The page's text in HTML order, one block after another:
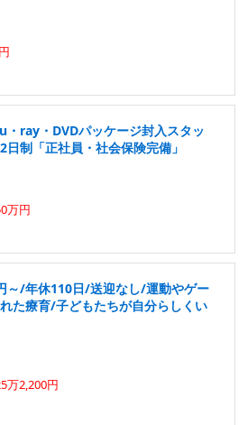
・ray・DVDパッケージ封入スタッ
制「正社員・社会保険完備」
万円
～/年休110日/送迎なし/運動やゲー
た療育/子どもたちが自分らしくい
万2,200円